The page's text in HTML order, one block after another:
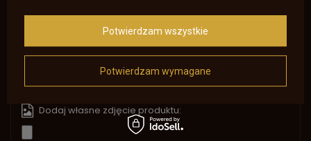
Treść twojej opinii
Dodaj własne zdjęcie produktu:
Potwierdzam wymagane
Potwierdzam wszystkie